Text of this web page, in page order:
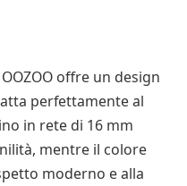
offre un design
perfettamente al
in rete di 16 mm
mentre il colore
moderno e alla